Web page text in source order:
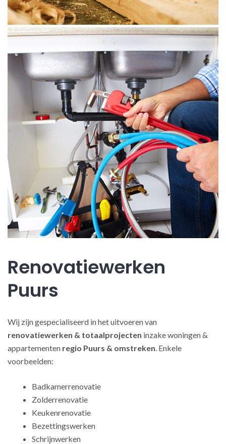
Renovatiewerken
Puurs
Wij zijn gespecialiseerd in het uitvoeren van
renovatiewerken & totaalprojecten inzake woningen &
appartementen regio Puurs & omstreken. Enkele
voorbeelden:
Badkamerrenovatie
Zolderrenovatie
Keukenrenovatie
Bezettingswerken
Schrijnwerken